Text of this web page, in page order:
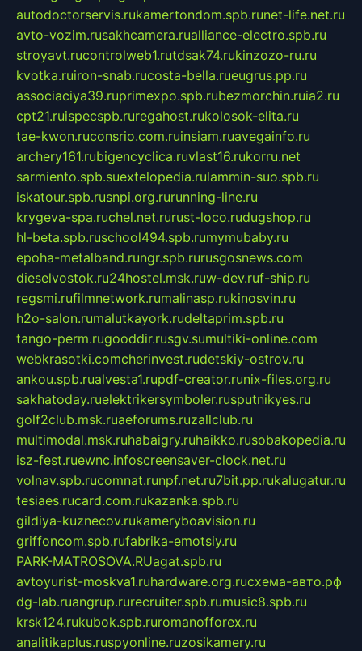
autodoctorservis.rukamertondom.spb.runet-life.net.ru
avto-vozim.rusakhcamera.rualliance-electro.spb.ru
stroyavt.rucontrolweb1.rutdsak74.rukinzozo-ru.ru
kvotka.ruiron-snab.rucosta-bella.rueugrus.pp.ru
associaciya39.ruprimexpo.spb.rubezmorchin.ruia2.ru
cpt21.ruispecspb.ruregahost.rukolosok-elita.ru
tae-kwon.ruconsrio.com.ruinsiam.ruavegainfo.ru
archery161.rubigencyclica.ruvlast16.rukorru.net
sarmiento.spb.suextelopedia.rulammin-suo.spb.ru
iskatour.spb.rusnpi.org.rurunning-line.ru
krygeva-spa.ruchel.net.rurust-loco.rudugshop.ru
hl-beta.spb.ruschool494.spb.rumymubaby.ru
epoha-metalband.rungr.spb.rurusgosnews.com
dieselvostok.ru24hostel.msk.ruw-dev.ruf-ship.ru
regsmi.rufilmnetwork.rumalinasp.rukinosvin.ru
h2o-salon.rumalutkayork.rudeltaprim.spb.ru
tango-perm.rugooddir.rusgv.sumultiki-online.com
webkrasotki.comcherinvest.rudetskiy-ostrov.ru
ankou.spb.rualvesta1.rupdf-creator.runix-files.org.ru
sakhatoday.ruelektrikersymboler.rusputnikyes.ru
golf2club.msk.ruaeforums.ruzallclub.ru
multimodal.msk.ruhabaigry.ruhaikko.rusobakopedia.ru
isz-fest.ruewnc.infoscreensaver-clock.net.ru
volnav.spb.rucomnat.runpf.net.ru7bit.pp.rukalugatur.ru
tesiaes.rucard.com.rukazanka.spb.ru
gildiya-kuznecov.rukameryboavision.ru
griffoncom.spb.rufabrika-emotsiy.ru
PARK-MATROSOVA.RUagat.spb.ru
avtoyurist-moskva1.ruhardware.org.ruсхема-авто.рф
dg-lab.ruangrup.rurecruiter.spb.rumusic8.spb.ru
krsk124.rukubok.spb.ruromanofforex.ru
analitikaplus.ruspyonline.ruzosikamery.ru